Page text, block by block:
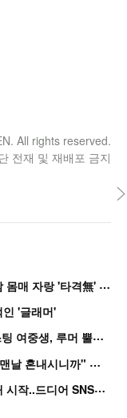
All rights reserved.
전재 및 재배포 금지
비
비, 성행위 연상 안무로 논란인데..워터밤 몸매 자랑 '타격無' 근황
인 '글래머'
“
연습생 아닙니다” 싸이 '흠뻑쇼' 즉석 캐스팅 여중생, 루머 뿔났다[Oh!쎈 이...
홍
진영, '임신설' 종결 작정하고 입은 옷…"맨날 혼내시니까" 억울
'
흑백' 김도윤♥배우 김서연, 4년만 공개열애 시작..드디어 SNS에 노출 [핫피...